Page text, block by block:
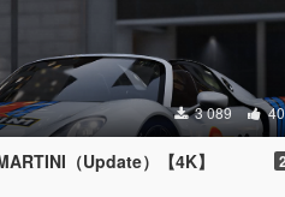
3 089 40
（Update）【4K】